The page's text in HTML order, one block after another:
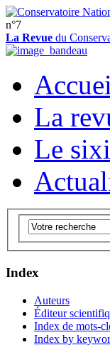
n°7
La Revue du
La
Le
Index
Auteurs
Éditeur
Index de mots-
Index by